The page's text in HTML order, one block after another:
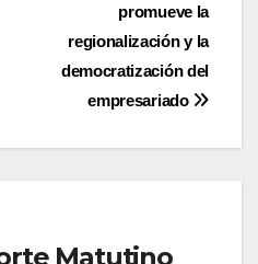
promueve la
regionalización y la
democratización del
empresariado
Matutino